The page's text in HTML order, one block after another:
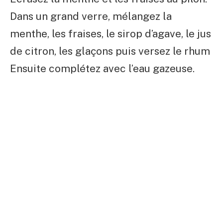
Dans un grand verre, mélangez la
menthe,­ les fraises, le sirop d’agave, le jus
de citron, les glaçons puis versez le rhum
Ensuite complétez avec l’eau gazeuse.